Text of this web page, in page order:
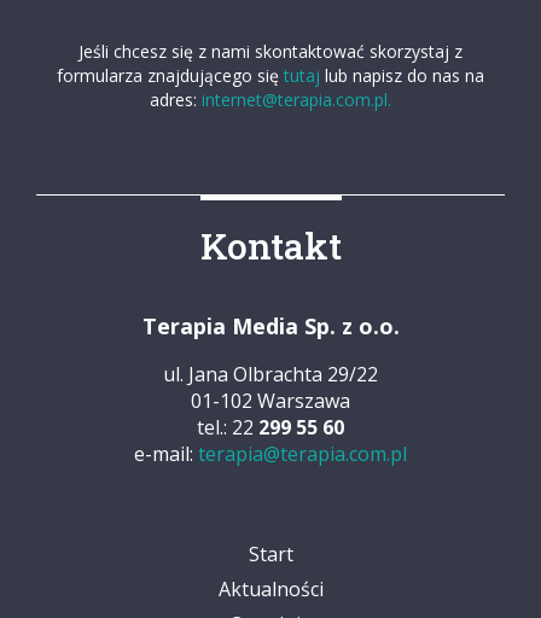
Jeśli chcesz się z nami skontaktować skorzystaj z
formularza znajdującego się tutaj lub napisz do nas na
adres: internet@terapia.com.pl.
Kontakt
Terapia Media Sp. z o.o.
ul. Jana Olbrachta 29/22
01-102 Warszawa
tel.: 22 299 55 60
e-mail: terapia@terapia.com.pl
Start
Aktualności